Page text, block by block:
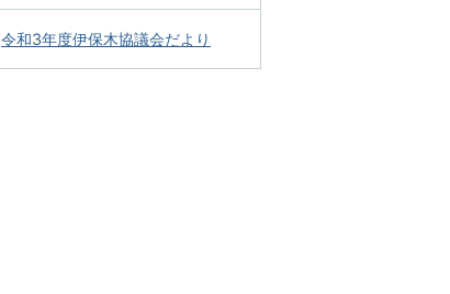
令和3年度伊保木協議会だより